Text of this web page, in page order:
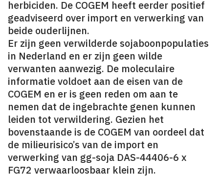
herbiciden. De COGEM heeft eerder positief
geadviseerd over import en verwerking van
beide ouderlijnen.
Er zijn geen verwilderde sojaboonpopulaties
in Nederland en er zijn geen wilde
verwanten aanwezig. De moleculaire
informatie voldoet aan de eisen van de
COGEM en er is geen reden om aan te
nemen dat de ingebrachte genen kunnen
leiden tot verwildering. Gezien het
bovenstaande is de COGEM van oordeel dat
de milieurisico’s van de import en
verwerking van gg-soja DAS-44406-6 x
FG72 verwaarloosbaar klein zijn.